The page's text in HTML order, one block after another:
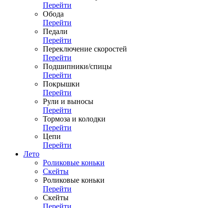
Перейти
Обода
Перейти
Педали
Перейти
Переключение скоростей
Перейти
Подшипники/спицы
Перейти
Покрышки
Перейти
Рули и выносы
Перейти
Тормоза и колодки
Перейти
Цепи
Перейти
Лето
Роликовые коньки
Скейты
Роликовые коньки
Перейти
Скейты
Перейти